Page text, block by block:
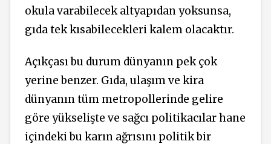
okula varabilecek altyapıdan yoksunsa,
gıda tek kısabilecekleri kalem olacaktır.
Açıkçası bu durum dünyanın pek çok
yerine benzer. Gıda, ulaşım ve kira
dünyanın tüm metropollerinde gelire
göre yükselişte ve sağcı politikacılar hane
içindeki bu karın ağrısını politik bir